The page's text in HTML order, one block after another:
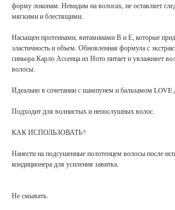
форму локонам. Невидим на волосах, не оставляет
мягкими и блестящими.
Насыщен протеинами, витаминами В и Е, которые
эластичность и объем. Обновленная формула с
синьора Карло Ассенца из Ното питает и увлажняет
волосы.
Идеально в сочетании с шампунем и бальзамом LOVE
Подходит для волнистых и непослушных волос.
КАК ИСПОЛЬЗОВАТЬ?
Нанести на подсушенные полотенцем волосы после
кондиционера для усиления завитка.
Не смывать.